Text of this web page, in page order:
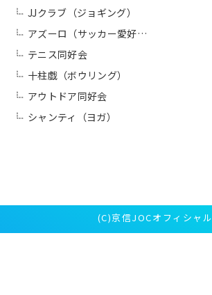
JJクラブ（ジョギング）
アズーロ（サッカー愛好…
テニス同好会
十柱戯（ボウリング）
アウトドア同好会
シャンティ（ヨガ）
(C)京信JOCオフィシャル